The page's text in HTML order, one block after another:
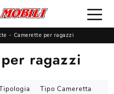
- Camerette per ragazzi
ragazzi
Tipo Cameretta